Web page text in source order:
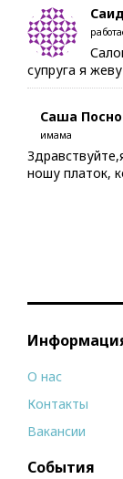
супруга я
Саша
имама
ношу платок,
О нас
Контакты
Вакансии
События